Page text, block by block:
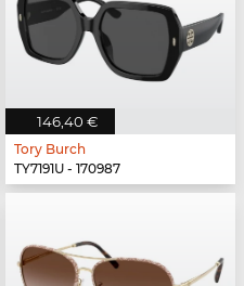
146,40 €
Tory Burch
TY7191U - 170987